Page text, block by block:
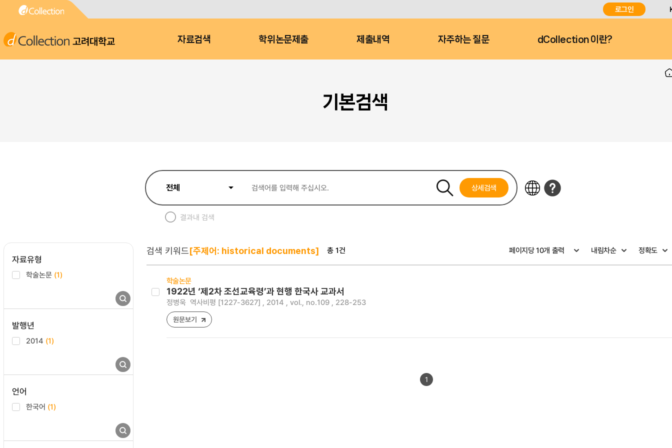
로그인
고려대학교 자료검색 학위논문제출 제출내역 자주하는 질문 dCollection 이란?
기본검색
상세검색
결과내 검색
자료유형
학술논문 (1)
발행년
2014 (1)
언어
한국어 (1)
검색 키워드[주제어: historical documents] 총 1건
학술논문
1922년 ‘제2차 조선교육령’과 현행 한국사 교과서
정병욱 역사비평 [1227-3627] , 2014 , vol., no.109 , 228-253
원문보기
1